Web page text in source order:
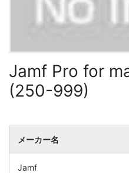
Jamf Pro for
(250-999)
メーカー名
Jamf